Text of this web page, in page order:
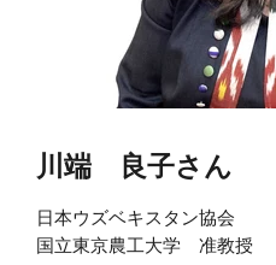
川端 良子さん
日本ウズベキスタン協会
国立東京農工大学 准教授